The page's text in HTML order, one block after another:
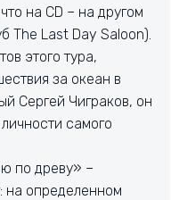
на CD – на другом
The Last Day Saloon).
этого тура,
за океан в
Сергей Чиграков, он
самого
по древу» –
на определенном